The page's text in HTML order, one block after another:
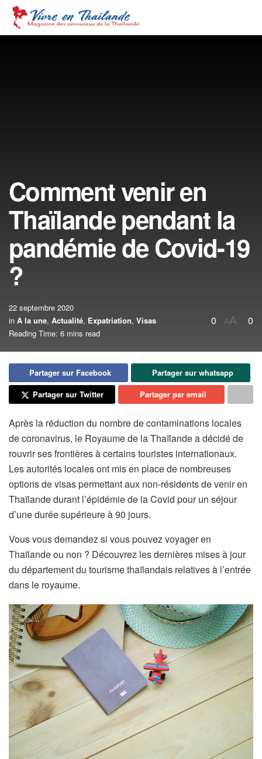
Comment venir en
Thaïlande pendant la
pandémie de Covid-19
?
22 septembre 2020
in A la une, Actualité, Expatriation, Visas
Reading Time: 6 mins read
0 AA 0
Partager sur Facebook
Partager sur whatsapp
Partager sur Twitter
Partager par email
Après la réduction du nombre de contaminations locales
de coronavirus, le Royaume de la Thaïlande a décidé de
rouvrir ses frontières à certains touristes internationaux.
Les autorités locales ont mis en place de nombreuses
options de visas permettant aux non-résidents de venir en
Thaïlande durant l’épidémie de la Covid pour un séjour
d’une durée supérieure à 90 jours.
Vous vous demandez si vous pouvez voyager en
Thaïlande ou non ? Découvrez les dernières mises à jour
du département du tourisme thaïlandais relatives à l’entrée
dans le royaume.